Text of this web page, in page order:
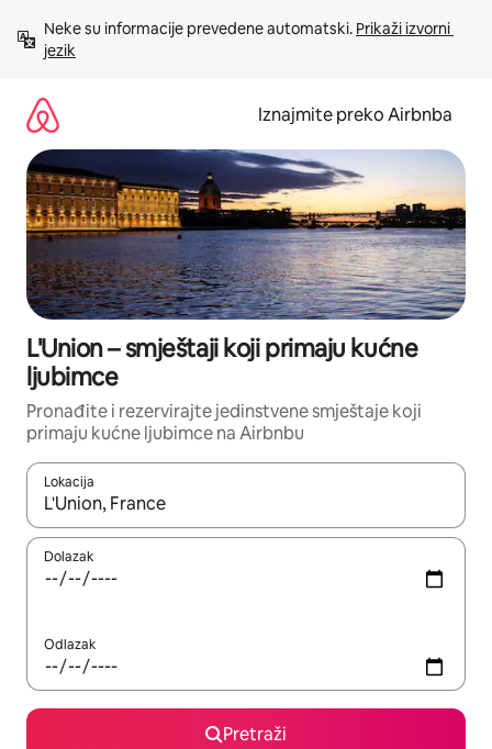
sadržaj
Neke su informacije prevedene automatski. Prikaži izvorni
jezik
Iznajmite preko Airbnba
L'Union – smještaji koji primaju kućne
ljubimce
Pronađite i rezervirajte jedinstvene smještaje koji
primaju kućne ljubimce na Airbnbu
Lokacija
Kada budu dostupni rezultati, moći ćete ih pregledati
Dolazak
Odlazak
Pretraži